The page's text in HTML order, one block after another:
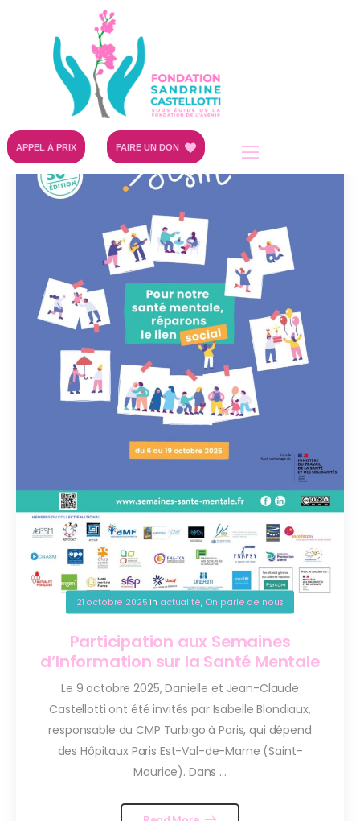
APPEL À PRIX FAIRE UN DON
21 octobre 2025 in actualité, On parle de nous
Participation aux Semaines
d’Information sur la Santé Mentale
Le 9 octobre 2025, Danielle et Jean-Claude
Castellotti ont été invités par Isabelle Blondiaux,
responsable du CMP Turbigo à Paris, qui dépend
des Hôpitaux Paris Est-Val-de-Marne (Saint-
Maurice). Dans ...